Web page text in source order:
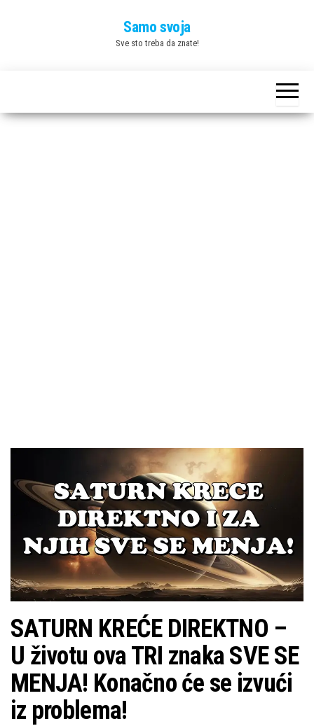
Samo svoja
Sve sto treba da znate!
SATURN KREĆE DIREKTNO –
U životu ova TRI znaka SVE SE
MENJA! Konačno će se izvući
iz problema!